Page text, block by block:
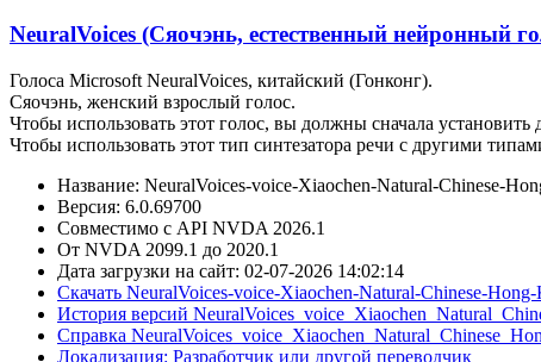
NeuralVoices (Сяочэнь, естественный нейронный
Голоса Microsoft NeuralVoices, китайский (Гонконг).
Сяочэнь, женский взрослый голос.
Чтобы использовать этот голос, вы должны сначала установить
Чтобы использовать этот тип синтезатора речи с другими
Название: NeuralVoices-voice-Xiaochen-Natural-Chinese-
Версия: 6.0.69700
Совместимо с API NVDA 2026.1
От NVDA 2099.1 до 2020.1
Дата загрузки на сайт: 02-07-2026 14:02:14
Скачать NeuralVoices-voice-Xiaochen-Natural-Chinese-
История версий
Справка
Локализация: Разработчик или другой переводчик